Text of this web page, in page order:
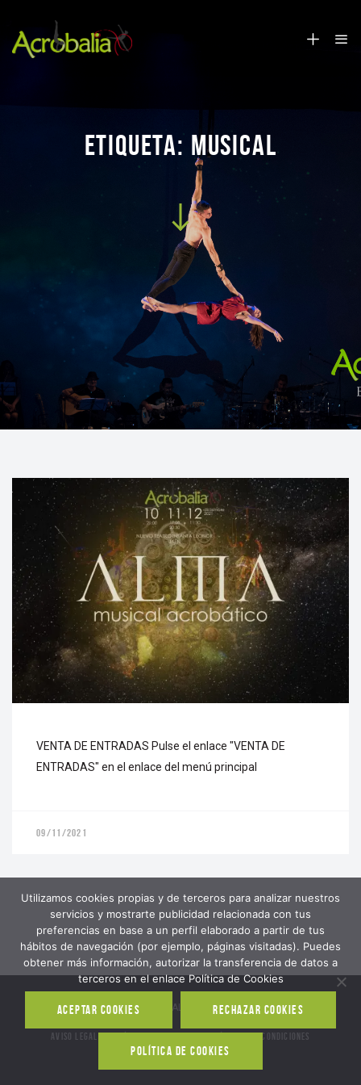
ETIQUETA: MUSICAL
VENTA DE ENTRADAS Pulse el enlace "VENTA DE
ENTRADAS" en el enlace del menú principal
09/11/2021
2019 © Acrobalia - ALL RIGHTS RESERVED
AVISO LEGAL POLÍTICA DE PRIVACIDAD
TÉRMINOS Y CONDICIONES
POLÍTICA DE COOKIES
Utilizamos cookies propias y de terceros para analizar nuestros
servicios y mostrarte publicidad relacionada con tus
preferencias en base a un perfil elaborado a partir de tus
hábitos de navegación (por ejemplo, páginas visitadas). Puedes
obtener más información, autorizar la transferencia de datos a
terceros en el enlace Política de Cookies
ACEPTAR COOKIES RECHAZAR COOKIES
POLÍTICA DE COOKIES